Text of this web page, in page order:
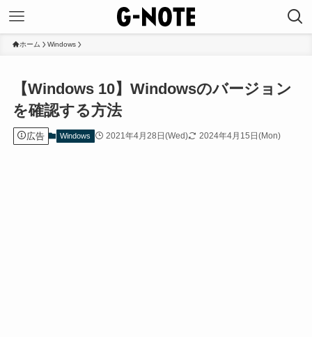
ホーム Windows
【Windows 10】Windowsのバージョン
を確認する方法
広告 Windows 2021年4月28日(Wed) 2024年4月15日(Mon)